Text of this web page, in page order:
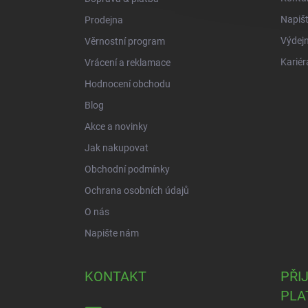
Prodejna
Věrnostní program
Vrácení a reklamace
Hodnocení obchodu
Blog
Akce a novinky
Jak nakupovat
Obchodní podmínky
Ochrana osobních údajů
O nás
Napište nám
KONTAKT